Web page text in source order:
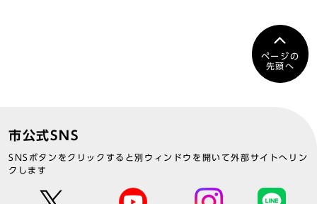
ページの
先頭へ
市公式SNS
SNSボタンをクリックすると別ウィンドウを開いて外部サイトへリン
クします